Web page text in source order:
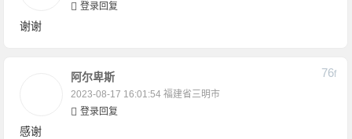
登录回复
谢谢
阿尔卑斯
2023-08-17 16:01:54 福建省三明市
76F
登录回复
感谢